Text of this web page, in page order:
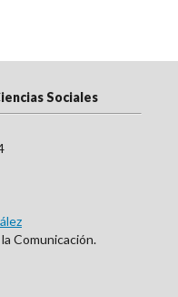
Sociales
Comunicación.